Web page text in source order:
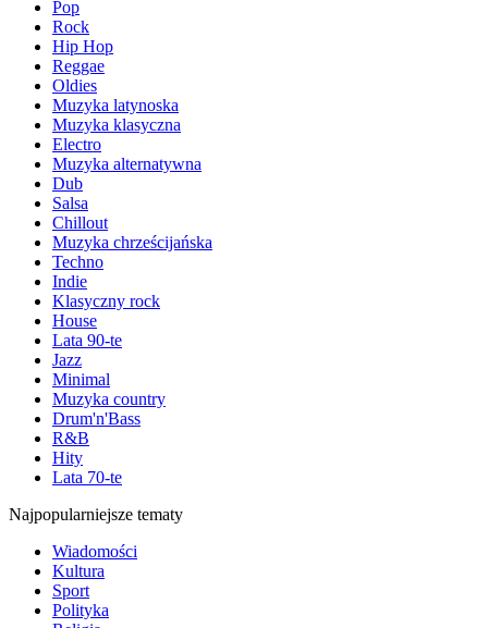
Pop
Rock
Hip Hop
Reggae
Oldies
Muzyka latynoska
Muzyka klasyczna
Electro
Muzyka alternatywna
Dub
Salsa
Chillout
Muzyka chrześcijańska
Techno
Indie
Klasyczny rock
House
Lata 90-te
Jazz
Minimal
Muzyka country
Drum'n'Bass
R&B
Hity
Lata 70-te
Najpopularniejsze tematy
Wiadomości
Kultura
Sport
Polityka